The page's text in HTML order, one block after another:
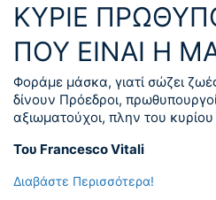
ΚΥΡΙΕ
ΠΟΥ ΕΙΝΑΙ Η
Φοράμε μάσκα, γιατί σώζει
δίνουν Πρόεδροι,
αξιωματούχοι, πλην του
Του Francesco Vitali
Διαβάστε Περισσότερα!